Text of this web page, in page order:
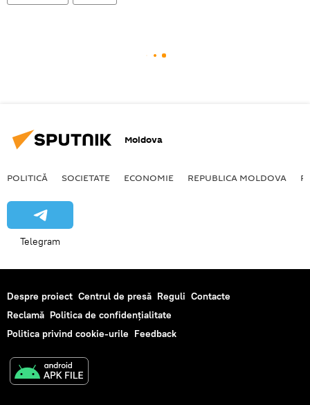
Moldova
POLITICĂ SOCIETATE ECONOMIE REPUBLICA MOLDOVA
Telegram
Despre proiect Centrul de presă Reguli Contacte
Reclamă Politica de confidențialitate
Politica privind cookie-urile Feedback